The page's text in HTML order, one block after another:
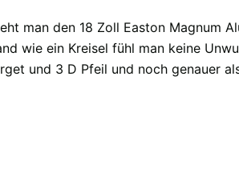
man den 18 Zoll Easton Magnum
wie ein Kreisel fühl man keine
und 3 D Pfeil und noch genauer Ok
aus. Und erfragen die Versandkosten